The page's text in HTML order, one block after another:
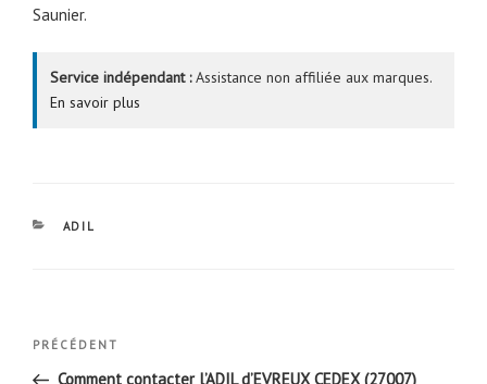
Saunier.
Service indépendant :Assistance non affiliée aux marques.
En savoir plus
CATÉGORIES
ADIL
Navigation
Article
précédent
PRÉCÉDENT
Comment contacter l’ADIL d’EVREUX CEDEX (27007)